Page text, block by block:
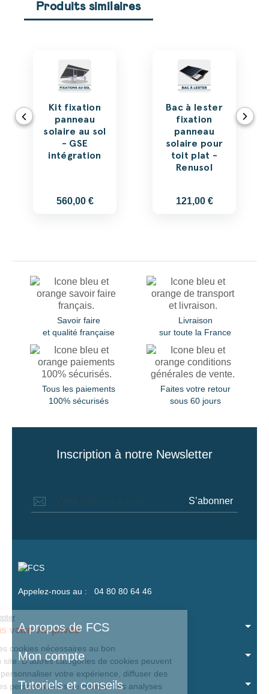
Produits similaires
Kit fixation
panneau
solaire au sol
- GSE
intégration
560,00 €
Bac à lester
fixation
panneau
solaire pour
toit plat -
Renusol
121,00 €
Savoir faire
et qualité française
Tous les paiements
100% sécurisés
Livraison
sur toute la France
Faites votre retour
sous 60 jours
Inscription à notre Newsletter
S’abonner
Appelez-nous au : 04 80 80 64 46
A propos de FCS
Mon compte
Tutoriels et conseils
Continuer sans accepter
Nous respectons votre vie privée
Notre site utilise des cookies nécessaires au bon
fonctionnement du site. D’autres catégories de
cookies peuvent être utilisées pour personnaliser
votre expérience, diffuser des offres commerciales